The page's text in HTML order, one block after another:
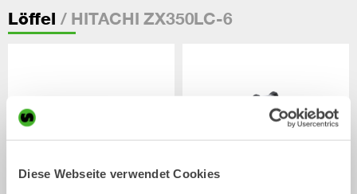
Diese Webseite verwendet Cookies
Löffel / HITACHI ZX350LC-6